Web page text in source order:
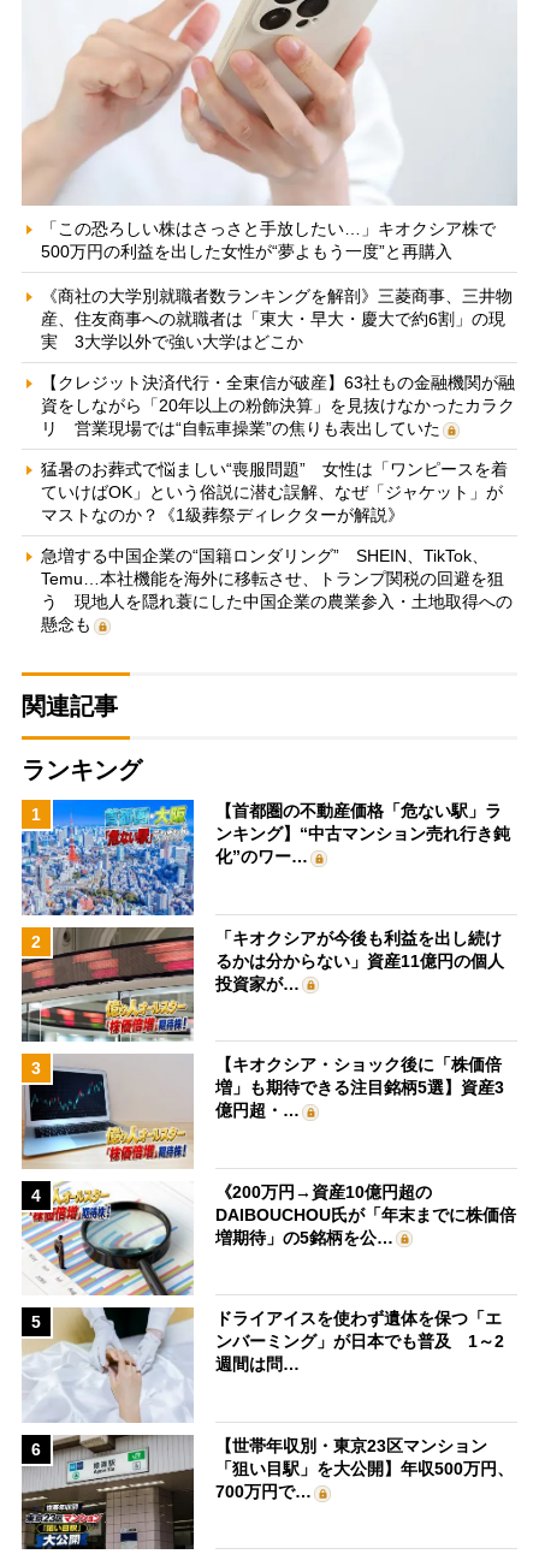
「この恐ろしい株はさっさと手放したい…」キオクシア株で
500万円の利益を出した女性が“夢よもう一度”と再購入
《商社の大学別就職者数ランキングを解剖》三菱商事、三井物
産、住友商事への就職者は「東大・早大・慶大で約6割」の現
実 3大学以外で強い大学はどこか
【クレジット決済代行・全東信が破産】63社もの金融機関が融
資をしながら「20年以上の粉飾決算」を見抜けなかったカラク
リ 営業現場では“自転車操業”の焦りも表出していた
猛暑のお葬式で悩ましい“喪服問題” 女性は「ワンピースを着
ていけばOK」という俗説に潜む誤解、なぜ「ジャケット」が
マストなのか？《1級葬祭ディレクターが解説》
急増する中国企業の“国籍ロンダリング” SHEIN、TikTok、
Temu…本社機能を海外に移転させ、トランプ関税の回避を狙
う 現地人を隠れ蓑にした中国企業の農業参入・土地取得への
懸念も
関連記事
ランキング
1
【首都圏の不動産価格「危ない駅」ラ
ンキング】“中古マンション売れ行き鈍
化”のワー…
2
「キオクシアが今後も利益を出し続け
るかは分からない」資産11億円の個人
投資家が…
3
【キオクシア・ショック後に「株価倍
増」も期待できる注目銘柄5選】資産3
億円超・…
4
《200万円→資産10億円超の
DAIBOUCHOU氏が「年末までに株価倍
増期待」の5銘柄を公…
5
ドライアイスを使わず遺体を保つ「エ
ンバーミング」が日本でも普及 1～2
週間は問…
6
【世帯年収別・東京23区マンション
「狙い目駅」を大公開】年収500万円、
700万円で…